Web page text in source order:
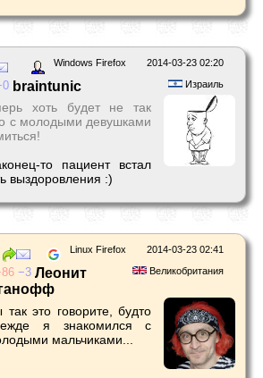
2014-03-23 02:20
Windows Firefox
Израиль
0 braintunic
хоть будет не так
с молодыми девушками
то пациент встал
выздоровления :)
2014-03-23 02:41
Linux Firefox
Великобритания
86 3 Леонит
так это говорите, будто
я знакомился с
мальчиками...